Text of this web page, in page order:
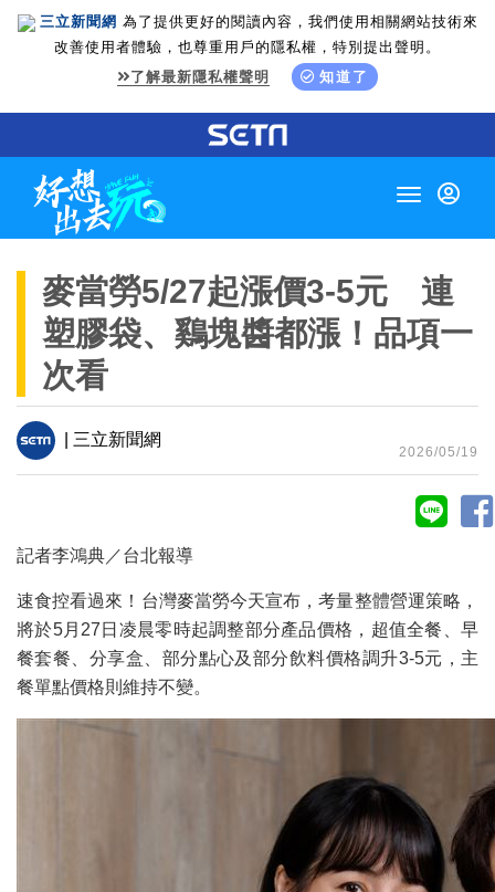
三立新聞網 為了提供更好的閱讀內容，我們使用相關網站技術來
改善使用者體驗，也尊重用戶的隱私權，特別提出聲明。
了解最新隱私權聲明
知道了
Toggle
麥當勞5/27起漲價3-5元 連
塑膠袋、鷄塊醬都漲！品項一
次看
| 三立新聞網
2026/05/19
記者李鴻典／台北報導
速食控看過來！台灣麥當勞今天宣布，考量整體營運策略，
將於5月27日凌晨零時起調整部分產品價格，超值全餐、早
餐套餐、分享盒、部分點心及部分飲料價格調升3-5元，主
餐單點價格則維持不變。